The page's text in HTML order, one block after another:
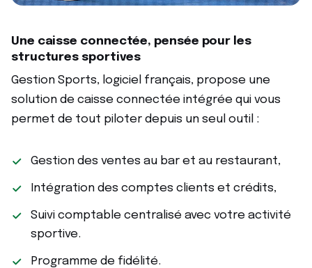
Une caisse connectée, pensée pour les
structures sportives
Gestion Sports, logiciel français, propose une
solution de caisse connectée intégrée qui vous
permet de tout piloter depuis un seul outil :
Gestion des ventes au bar et au restaurant,
Intégration des comptes clients et crédits,
Suivi comptable centralisé avec votre activité
sportive.
Programme de fidélité.